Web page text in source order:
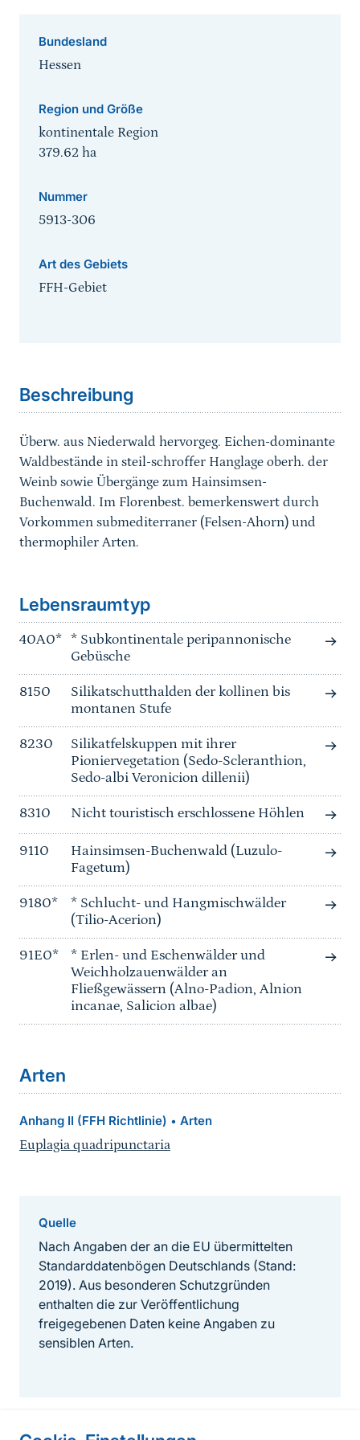
Bundesland
Hessen
Region und Größe
kontinentale Region
379.62 ha
Nummer
5913-306
Art des Gebiets
FFH-Gebiet
Beschreibung
Überw. aus Niederwald hervorgeg. Eichen-dominante
Waldbestände in steil-schroffer Hanglage oberh. der
Weinb sowie Übergänge zum Hainsimsen-
Buchenwald. Im Florenbest. bemerkenswert durch
Vorkommen submediterraner (Felsen-Ahorn) und
thermophiler Arten.
Lebensraumtyp
40A0* * Subkontinentale peripannonische
Gebüsche
8150
Silikatschutthalden der kollinen bis
montanen Stufe
8230
Silikatfelskuppen mit ihrer
Pioniervegetation (Sedo-Scleranthion,
Sedo-albi Veronicion dillenii)
8310 Nicht touristisch erschlossene Höhlen
9110
Hainsimsen-Buchenwald (Luzulo-
Fagetum)
9180*
* Schlucht- und Hangmischwälder
(Tilio-Acerion)
91E0*
* Erlen- und Eschenwälder und
Weichholzauenwälder an
Fließgewässern (Alno-Padion, Alnion
incanae, Salicion albae)
Arten
Anhang II (FFH Richtlinie) • Arten
Euplagia quadripunctaria
Quelle
Nach Angaben der an die EU übermittelten
Standarddatenbögen Deutschlands (Stand:
2019). Aus besonderen Schutzgründen
enthalten die zur Veröffentlichung
freigegebenen Daten keine Angaben zu
sensiblen Arten.